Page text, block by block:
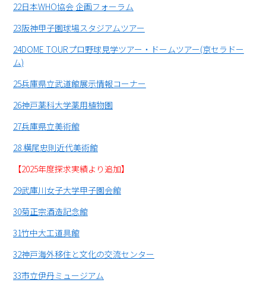
22日本WHO協会 企画フォーラム
23阪神甲子園球場スタジアムツアー
24DOME TOURプロ野球見学ツアー・ドームツアー(京セラドー
ム)
25兵庫県立武道館展示情報コーナー
26神戸薬科大学薬用植物園
27兵庫県立美術館
28 横尾忠則近代美術館
【2025年度探求実績より追加】
29武庫川女子大学甲子園会館
30菊正宗酒造記念館
31竹中大工道具館
32神戸海外移住と文化の交流センター
33市立伊丹ミュージアム